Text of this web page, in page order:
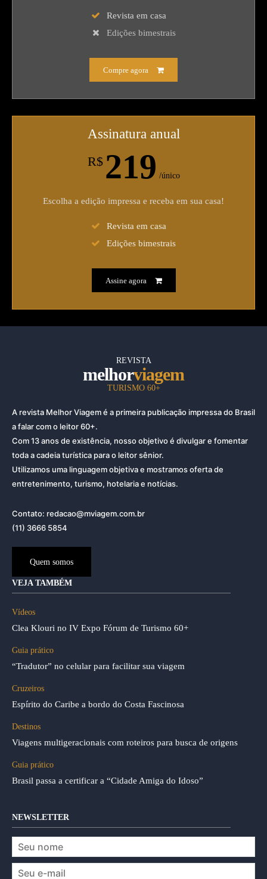
Revista em casa
Edições bimestrais
Compre agora
Assinatura anual
R$ 219 /único
Escolha a edição impressa e receba em sua casa!
Revista em casa
Edições bimestrais
Assine agora
REVISTA
melhorviagem
TURISMO 60+
A revista Melhor Viagem é a primeira publicação impressa do Brasil
a falar com o leitor 60+.
Com 13 anos de existência, nosso objetivo é divulgar e fomentar
toda a cadeia turística para o leitor sênior.
Utilizamos uma linguagem objetiva e mostramos oferta de
entretenimento, turismo, hotelaria e notícias.
Contato: redacao@mviagem.com.br
(11) 3666 5854
Quem somos
VEJA TAMBÉM
Vídeos
Clea Klouri no IV Expo Fórum de Turismo 60+
Guia prático
“Tradutor” no celular para facilitar sua viagem
Cruzeiros
Espírito do Caribe a bordo do Costa Fascinosa
Destinos
Viagens multigeracionais com roteiros para busca de origens
Guia prático
Brasil passa a certificar a “Cidade Amiga do Idoso”
NEWSLETTER